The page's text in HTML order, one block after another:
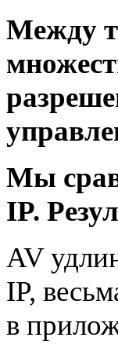
Между
Мы
IP.
AV
IP,
в